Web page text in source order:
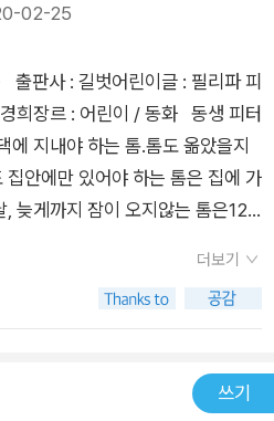
티 앞에서 유령처럼 모습이 희미해
덜컹하는 안타까움을 느끼기도
고 공감하는 멋진 경험을 하게 되지
롭게 탄생한 《한밤중 톰의 정원에
던 환상적이고 비밀스러운 모험이
요!
02-25
출판사 : 길벗어린이글 : 필리파 피
희장르 : 어린이 / 동화⠀동생 피터
에 지내야 하는 톰.톰도 옮았을지
안에만 있어야 하는 톰은 집에 가
늦게까지 잠이 오지않는 톰은12
시계를 확인해 보기로 하고 1층
추기 위해 달빛이 비치는뒷문을
을 열었을 땐 비좁은 시멘트 뒷뜰
면 그 정원으로 갔어요. 그곳에 있
더보기
쓰기